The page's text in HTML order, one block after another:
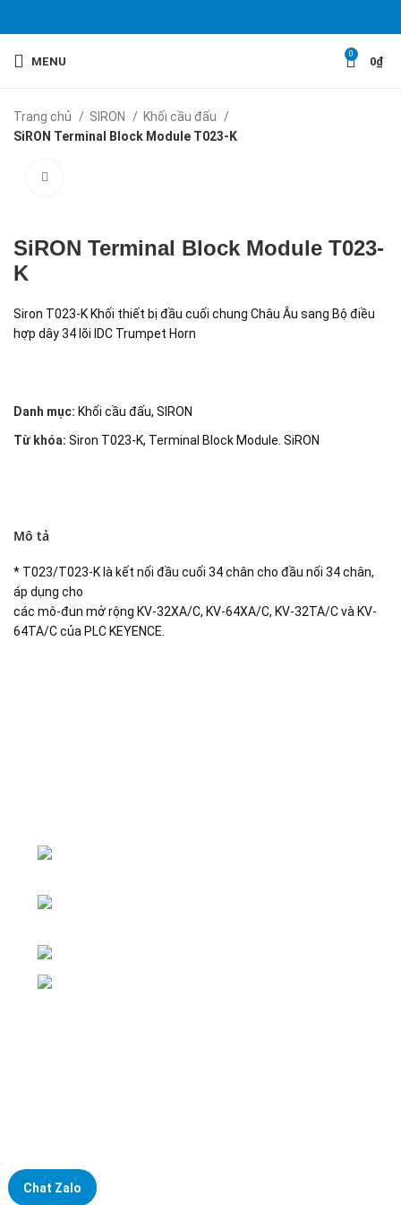
MENU
0
0₫
Trang chủ SIRON
Khối cầu đấu
SiRON Terminal Block Module T023-K
SiRON Terminal Block Module T023-
K
Siron T023-K Khối thiết bị đầu cuối chung Châu Âu sang Bộ điều
hợp dây 34 lõi IDC Trumpet Horn
Danh mục: Khối cầu đấu, SIRON
Từ khóa: Siron T023-K, Terminal Block Module. SiRON
Mô tả
* T023/T023-K là kết nối đầu cuối 34 chân cho đầu nối 34 chân,
áp dụng cho
các mô-đun mở rộng KV-32XA/C, KV-64XA/C, KV-32TA/C và KV-
64TA/C của PLC KEYENCE.
Chat Zalo